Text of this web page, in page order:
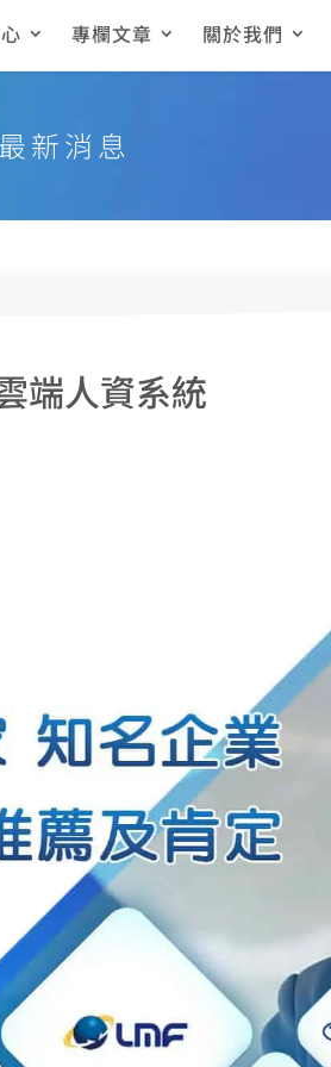
專欄文章 關於我們
最新消息
端人資系統